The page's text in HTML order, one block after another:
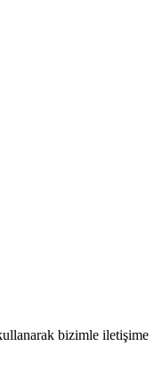
bizimle iletişime